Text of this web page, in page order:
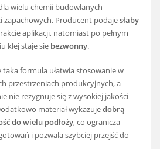
wielu chemii budowlanych
zapachowych. Producent podajesłaby
aplikacji, natomiast po pełnym
klej staje się bezwonny.
formuła ułatwia stosowanie w
przestrzeniach produkcyjnych, a
nie rezygnuje się z wysokiej jakości
materiał wykazujedobrą
do wielu podłoży, co ogranicza
i pozwala szybciej przejść do